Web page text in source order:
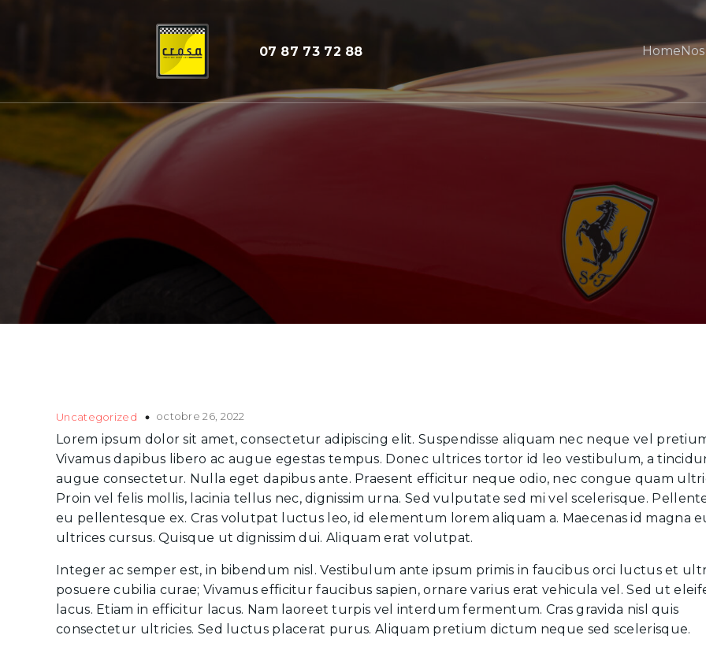
07 87 73 72 88 Home
Uncategorized octobre 26, 2022
Lorem ipsum dolor sit amet, consectetur adipiscing elit. Suspendisse aliquam nec neque vel
Vivamus dapibus libero ac augue egestas tempus. Donec ultrices tortor id leo vestibulum, a
augue consectetur. Nulla eget dapibus ante. Praesent efficitur neque odio, nec congue quam
Proin vel felis mollis, lacinia tellus nec, dignissim urna. Sed vulputate sed mi vel scelerisque.
eu pellentesque ex. Cras volutpat luctus leo, id elementum lorem aliquam a. Maecenas id magna
ultrices cursus. Quisque ut dignissim dui. Aliquam erat volutpat.
Integer ac semper est, in bibendum nisl. Vestibulum ante ipsum primis in faucibus orci luctus et
posuere cubilia curae; Vivamus efficitur faucibus sapien, ornare varius erat vehicula vel. Sed ut
lacus. Etiam in efficitur lacus. Nam laoreet turpis vel interdum fermentum. Cras gravida nisl quis
consectetur ultricies. Sed luctus placerat purus. Aliquam pretium dictum neque sed scelerisque.